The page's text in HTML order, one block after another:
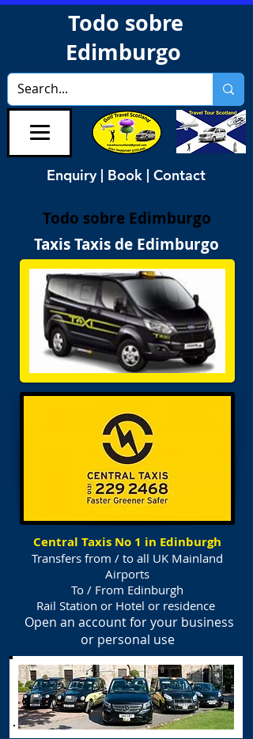
Todo sobre
Edimburgo
Enquiry | Book | Contact
Todo sobre Edimburgo
Taxis Taxis de Edimburgo
Central Taxis No 1 in Edinburgh
Transfers from / to all UK Mainland
Airports
To / From Edinburgh
Rail Station or Hotel or residence
Open an account for your business
or personal use